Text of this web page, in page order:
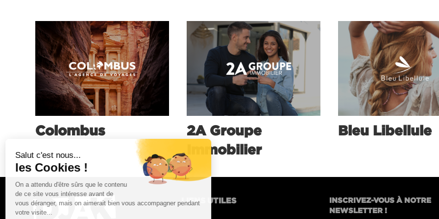
Colombus
2A Groupe
Immobilier
Bleu Libellule
LIENS UTILES
INSCRIVEZ-VOUS À NOTRE
NEWSLETTER !